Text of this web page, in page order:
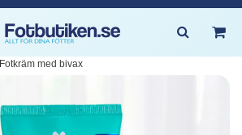
Fotkräm med bivax